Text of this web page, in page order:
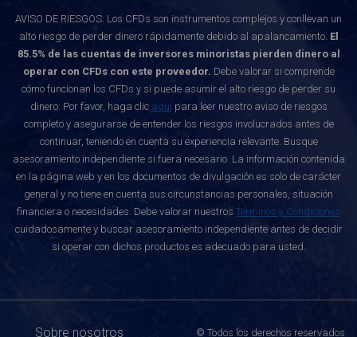
AVISO DE RIESGOS: Los CFDs son instrumentos complejos y conllevan un
alto riesgo de perder dinero rápidamente debido al apalancamiento. El
85.5% de las cuentas de inversores minoristas pierden dinero al
operar con CFDs con este proveedor. Debe valorar si comprende
cómo funcionan los CFDs y si puede asumir el alto riesgo de perder su
dinero. Por favor, haga clic aquípara leer nuestro aviso de riesgos
completo y asegurarse de entender los riesgos involucrados antes de
continuar, teniendo en cuenta su experiencia relevante. Busque
asesoramiento independiente si fuera necesario. La información contenida
en la página web y en los documentos de divulgación es solo de carácter
general y no tiene en cuenta sus circunstancias personales, situación
financiera o necesidades. Debe valorar nuestros Términos y Condiciones
cuidadosamente y buscar asesoramiento independiente antes de decidir
si operar con dichos productos es adecuado para usted.
Sobre nosotros © Todos los derechos reservados